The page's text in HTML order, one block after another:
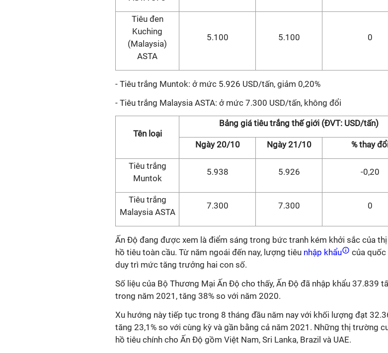
Tiêu đen
Kuching
(Malaysia)
ASTA
5.100 5.100 0
- Tiêu trắng Muntok: ở mức 5.926 USD/tấn, giảm 0,20%
- Tiêu trắng Malaysia ASTA: ở mức 7.300 USD/tấn, không đổi
Tên loại
Bảng giá tiêu trắng thế giới (ĐVT: USD/tấn)
Ngày 20/10 Ngày 21/10 % thay
Tiêu trắng
Muntok
5.938 5.926 -0,20
Tiêu trắng
Malaysia ASTA
7.300 7.300 0
Ấn Độ đang được xem là điểm sáng trong bức tranh kém khởi sắc của
hồ tiêu toàn cầu. Từ năm ngoái đến nay, lượng tiêu nhập khẩu
của quốc
duy trì mức tăng trưởng hai con số.
Số liệu của Bộ Thương Mại Ấn Độ cho thấy, Ấn Độ đã nhập khẩu 37.839
trong năm 2021, tăng 38% so với năm 2020.
Xu hướng này tiếp tục trong 8 tháng đầu năm nay với khối lượng đạt
tăng 23,1% so với cùng kỳ và gần bằng cả năm 2021. Những thị trường
hồ tiêu chính cho Ấn Độ gồm Việt Nam, Sri Lanka, Brazil và UAE.